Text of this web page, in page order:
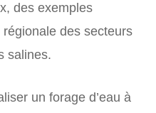
des exemples
des secteurs
salines.
un forage d’eau à